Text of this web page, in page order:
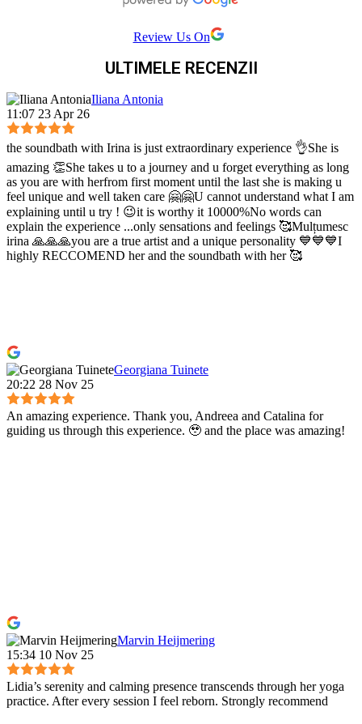
Review Us On
ULTIMELE RECENZII
Iliana Antonia
11:07 23 Apr 26
the soundbath with Irina is just extraordinary experience 👌She is
amazing 👏She takes u to a journey and u forget everything as long
as you are with herfrom first moment until the last she is making u
feel unique and well taken care 🤗🤗U cannot understand what I am
explaining until u try ! 😉it is worthy it 10000%No words can
explain the experience ...only sensations and feelings 🥰Mulțumesc
irina 🙏🙏🙏you are a true artist and a unique personality 💙💙💙I
highly RECCOMEND her and the soundbath with her 🥰
Georgiana Tuinete
20:22 28 Nov 25
An amazing experience. Thank you, Andreea and Catalina for
guiding us through this experience. 🥹 and the place was amazing!
Marvin Heijmering
15:34 10 Nov 25
Lidia’s serenity and calming presence transcends through her yoga
practice. After every session I feel reborn. Strongly recommend